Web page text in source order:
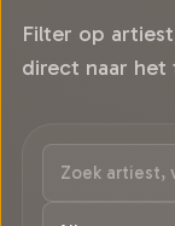
Filter op
direct naar het